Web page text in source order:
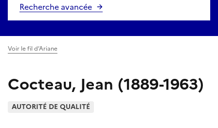
Recherche avancée
Voir le fil d’Ariane
Cocteau, Jean (1889-1963)
AUTORITÉ DE QUALITÉ